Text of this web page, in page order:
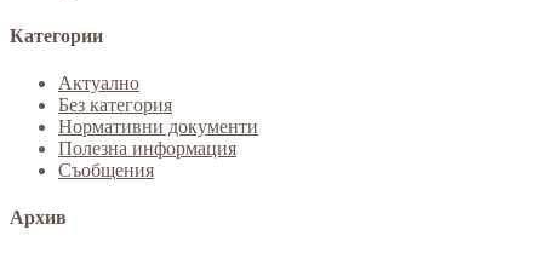
Категории
Актуално
Без категория
Нормативни документи
Полезна информация
Съобщения
Архив